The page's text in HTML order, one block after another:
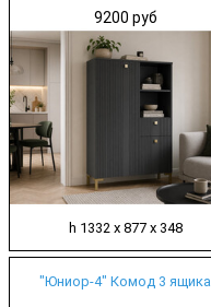
9200 руб
h 1332 х 877 х 348
"Юниор-4" Комод 3 ящика